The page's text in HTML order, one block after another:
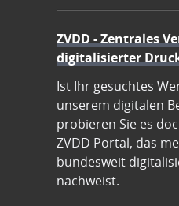
ZVDD - Zentrales
digitalisierter
Ist Ihr gesuchtes
unserem digitalen
probieren Sie es
ZVDD Portal, das
bundesweit
nachweist.